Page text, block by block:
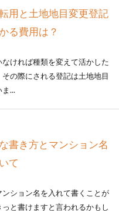
用と土地地目変更登記
る費用は？
ければ種類を変えて活かした
の際にされる登記は土地地目
...
書き方とマンション名
て
ション名を入れて書くことが
と書けますと言われるかもし